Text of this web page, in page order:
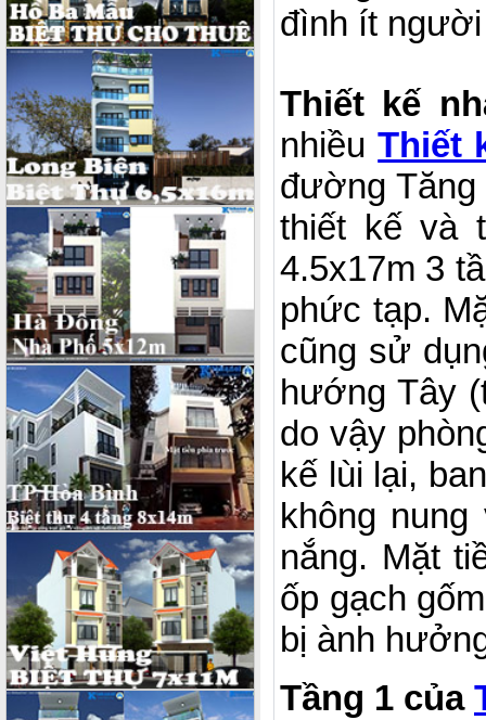
đình ít người
Thiết kế
nhiềuThiết
đường Tăng
thiết kế và
4.5x17m 3
phức tạp.
cũng sử
hướng Tây
do vậy
kế lùi lại,
không
nắng. Mặt
ốp gạch
bị ành
Tầng 1 của